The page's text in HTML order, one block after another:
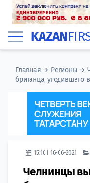
KAZAN
Главная → Регионы →
британца, угодившего
15:16 | 16-06-2021
Челнинцы